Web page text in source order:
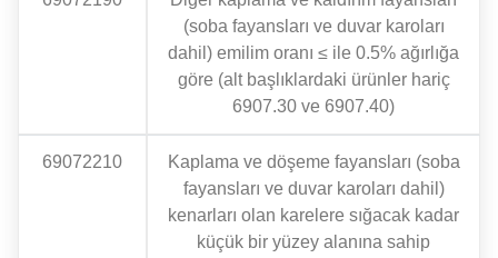
(soba fayansları ve duvar karoları
dahil) emilim oranı ≤ ile 0.5% ağırlığa
göre (alt başlıklardaki ürünler hariç
6907.30 ve 6907.40)
69072210
Kaplama ve döşeme fayansları (soba
fayansları ve duvar karoları dahil)
kenarları olan karelere sığacak kadar
küçük bir yüzey alanına sahip